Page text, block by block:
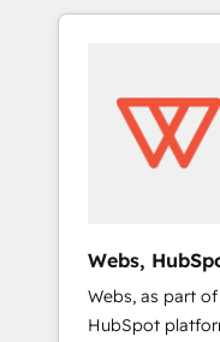
to global brands
HubSpot
HubSpot for
optimising
results 🌐
using HubSpot Why us? - SIX HubSpot
Accreditations -
rigorous
Webs,
Webs, as part
HubSpot platform